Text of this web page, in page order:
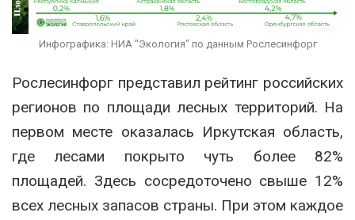
Инфографика: НИА "Экология" по данным Рослесинфорг
Рослесинфорг представил рейтинг российских
регионов по площади лесных территорий. На
первом месте оказалась Иркутская область,
где лесами покрыто чуть более 82%
площадей. Здесь сосредоточено свыше 12%
всех лесных запасов страны. При этом каждое